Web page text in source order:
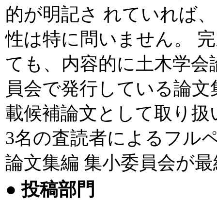
的が明記さ れていれば
性は特に問いません。
ても、内容的に土木学
員会で発行している論
載候補論文として取り扱
3名の査読者によるフル
論文集編 集小委員会が
●投稿部門